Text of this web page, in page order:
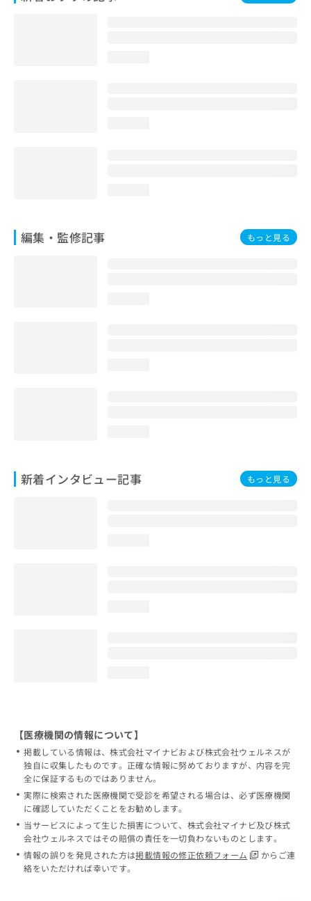
編集・監修記事 もっと見る
新着インタビュー記事 もっと見る
【医療機関の情報について】
掲載している情報は、株式会社マイナビおよび株式会社ウェルネスが
独自に収集したものです。正確な情報に努めておりますが、内容を完
全に保証するものではありません。
実際に検索された医療機関で受診を希望される場合は、必ず医療機関
に確認していただくことをお勧めします。
当サービスによって生じた損害について、株式会社マイナビ及び株式
会社ウェルネスではその賠償の責任を一切負わないものとします。
情報の誤りを発見された方は掲載情報の修正依頼フォーム
からご連
絡をいただければ幸いです。